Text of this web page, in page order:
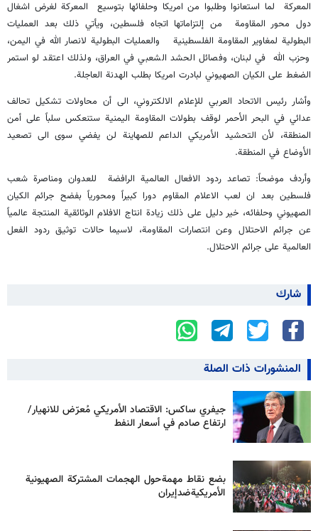
المعركة لما استعانوا وطلبوا من امريكا وحلفائها بتوسيع المعركة لغرض اشغال
دول محور المقاومة من إلتزاماتها اتجاه فلسطين، ويأتي ذلك بعد العمليات
البطولية لمغاوير المقاومة الفلسطينية والعمليات البطولية لانصار الله في اليمن،
وحزب الله في لبنان، وفصائل الحشد الشعبي في العراق، ولذلك اعتقد لو استمر
الضغط على الكيان الصهيوني لبادرت امريكا بطلب الهدنة العاجلة.
وأشار رئيس الاتحاد العربي للإعلام الالكتروني، الى أن محاولات تشكيل تحالف
عدائي في البحر الأحمر لوقف بطولات المقاومة اليمنية ستنعكس سلباً على أمن
المنطقة، لأن التحشيد الأمريكي الداعم للصهاينة لن يفضي سوى الى تصعيد
الأوضاع في المنطقة.
وأردف موضحاً: تصاعد ردود الافعال العالمية الرافضة للعدوان ومناصرة شعب
فلسطين بعد ان لعب الاعلام المقاوم دورا كبيراً ومحورياً بفضح جرائم الكيان
الصهيوني وحلفائه، خير دليل على ذلك زيادة انتاج الافلام الوثائقية المنتجة عالمياً
عن جرائم الاحتلال وعن انتصارات المقاومة، لاسيما حالات توثيق ردود الفعل
العالمية على جرائم الاحتلال.
شارك
المنشورات ذات الصلة
جيفري ساكس: الاقتصاد الأمريكي مُعرّض للانهيار/
ارتفاع صادم في أسعار النفط
بضع نقاط مهمة حول الهجمات المشتركة الصهيونية
الأمريكية ضد إيران